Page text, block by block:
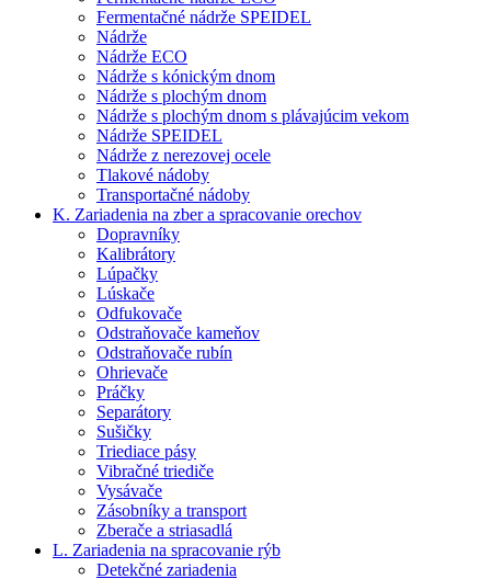
Fermentačné nádrže SPEIDEL
Nádrže
Nádrže ECO
Nádrže s kónickým dnom
Nádrže s plochým dnom
Nádrže s plochým dnom s plávajúcim vekom
Nádrže SPEIDEL
Nádrže z nerezovej ocele
Tlakové nádoby
Transportačné nádoby
K. Zariadenia na zber a spracovanie orechov
Dopravníky
Kalibrátory
Lúpačky
Lúskače
Odfukovače
Odstraňovače kameňov
Odstraňovače rubín
Ohrievače
Práčky
Separátory
Sušičky
Triediace pásy
Vibračné triediče
Vysávače
Zásobníky a transport
Zberače a striasadlá
L. Zariadenia na spracovanie rýb
Detekčné zariadenia